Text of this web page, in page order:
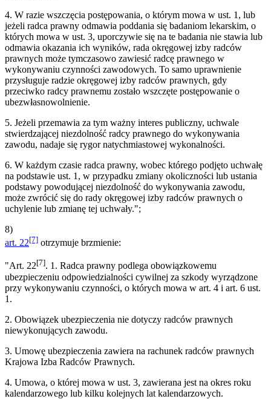
4. W razie wszczęcia postępowania, o którym mowa w ust. 1, lub
jeżeli radca prawny odmawia poddania się badaniom lekarskim, o
których mowa w ust. 3, uporczywie się na te badania nie stawia lub
odmawia okazania ich wyników, rada okręgowej izby radców
prawnych może tymczasowo zawiesić radcę prawnego w
wykonywaniu czynności zawodowych. To samo uprawnienie
przysługuje radzie okręgowej izby radców prawnych, gdy
przeciwko radcy prawnemu zostało wszczęte postępowanie o
ubezwłasnowolnienie.
5. Jeżeli przemawia za tym ważny interes publiczny, uchwale
stwierdzającej niezdolność radcy prawnego do wykonywania
zawodu, nadaje się rygor natychmiastowej wykonalności.
6. W każdym czasie radca prawny, wobec którego podjęto uchwałę
na podstawie ust. 1, w przypadku zmiany okoliczności lub ustania
podstawy powodującej niezdolność do wykonywania zawodu,
może zwrócić się do rady okręgowej izby radców prawnych o
uchylenie lub zmianę tej uchwały.";
8)
art. 22[7] otrzymuje brzmienie:
"Art. 22[7]. 1. Radca prawny podlega obowiązkowemu
ubezpieczeniu odpowiedzialności cywilnej za szkody wyrządzone
przy wykonywaniu czynności, o których mowa w art. 4 i art. 6 ust.
1.
2. Obowiązek ubezpieczenia nie dotyczy radców prawnych
niewykonujących zawodu.
3. Umowę ubezpieczenia zawiera na rachunek radców prawnych
Krajowa Izba Radców Prawnych.
4. Umowa, o której mowa w ust. 3, zawierana jest na okres roku
kalendarzowego lub kilku kolejnych lat kalendarzowych.